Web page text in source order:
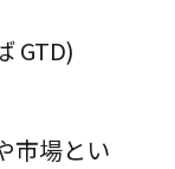
GTD)
市場とい